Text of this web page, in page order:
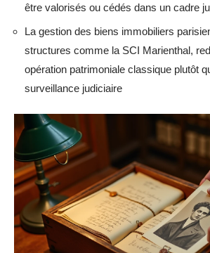
être valorisés ou cédés dans un cadre
La gestion des biens immobiliers
structures comme la SCI Marienthal,
opération patrimoniale classique plutôt
surveillance judiciaire